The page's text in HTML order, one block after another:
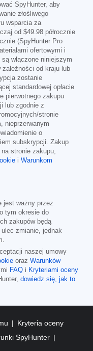
SpyHunter, aby
złośliwego
wsparcia za
od $49.98 półrocznie
(SpyHunter Pro
ofertowymi i
włączone niniejszym
zależności od kraju lub
zostanie
standardowej opłacie
pierwotnego zakupu
lub zgodnie z
stronie
nieprzerwanym
o
subskrypcji. Zakup
stronie zakupu,
i Warunkom
jest ważny przez
tym okresie do
zakupów będą
zmianie, jednak
naszej umowy
oraz Warunków
FAQ i Kryteriami oceny
dowiedz się, jak to
Kryteria oceny
SpyHunter